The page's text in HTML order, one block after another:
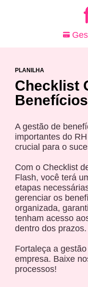
PLANILHA
Checklist
Benefícios
A gestão de
importantes do
crucial para o
Com o Checklist
Flash, você terá
etapas
gerenciar os
organizada,
tenham acesso
dentro dos prazos.
Fortaleça a
empresa. Baixe
processos!